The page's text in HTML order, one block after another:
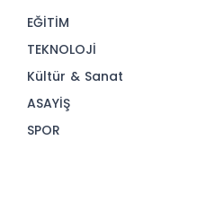
EĞİTİM
TEKNOLOJİ
Kültür & Sanat
ASAYİŞ
SPOR